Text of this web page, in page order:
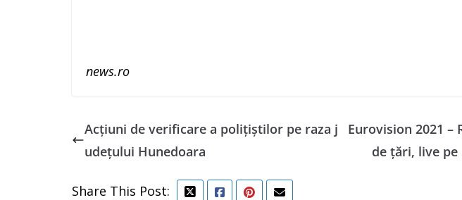
news.ro
Acțiuni de verificare a polițiștilor pe raza j
udețului Hunedoara
Eurovision 2021 –
de ţări, live pe
Share This Post: